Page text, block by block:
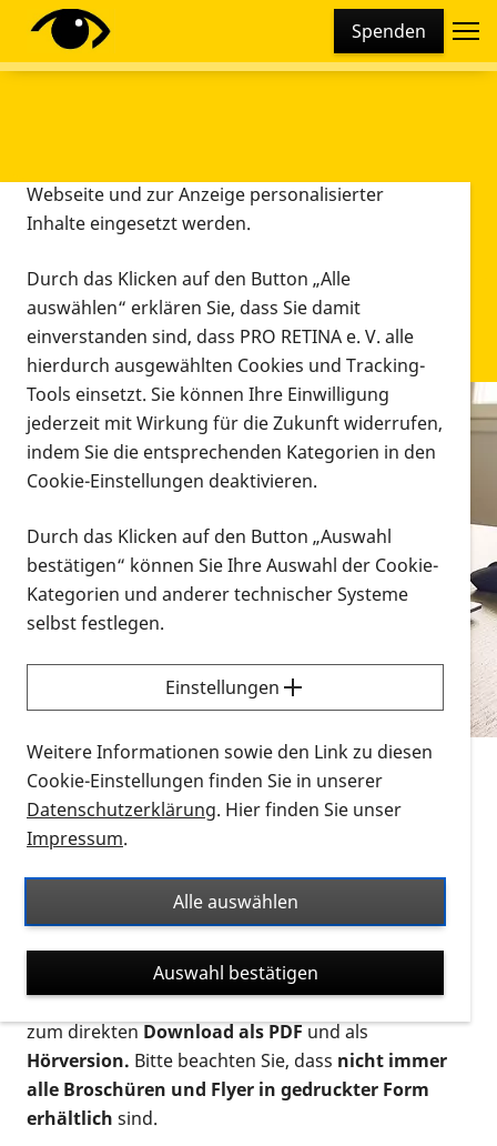
Spenden
Infomaterial
Infomaterial
Vorlesen
Alle Infomaterialien in verschiedenen
Formaten an einem Ort
Sie möchten wissen, wie Sie nach Infonmaterial
suchen und dieses bestellen bzw. herunterladen
können? Schauen Sie sich dieErklärvideos zum
Thema Infomaterial auf der PRO RETINA-Website
für blinde und sehbehinderte Menschen an.
Auf dieser Seite finden Sie sämtliches Infomaterial
Ort. Nutzen Sie den Formatfilter, um ausschließlich
nach Flyern und Broschüren, Audios oder Videos zu
suchen. Die meisten Flyer und Broschüren werden in
verschiedenen Formaten angeboten: zur
postalischen Bestellung als gedruckte Variante
zum direktenDownload als PDFund als
Hörversion. Bitte beachten Sie, dass nicht immer
alle Broschüren und Flyer in gedruckter Form
erhältlich sind.
Diese Webseite setzt verschiedene Cookies und
Tracking-Tools ein. Dies beinhaltet Cookies und
Webseite und zur Anzeige personalisierter
Inhalte eingesetzt werden.
Durch das Klicken auf den Button „Alle
auswählen“ erklären Sie, dass Sie damit
einverstanden sind, dass PRO RETINA e. V. alle
hierdurch ausgewählten Cookies und Tracking-
Tools einsetzt. Sie können Ihre Einwilligung
jederzeit mit Wirkung für die Zukunft widerrufen,
indem Sie die entsprechenden Kategorien in den
Cookie-Einstellungen deaktivieren.
Durch das Klicken auf den Button „Auswahl
bestätigen“ können Sie Ihre Auswahl der Cookie-
Kategorien und anderer technischer Systeme
selbst festlegen.
Einstellungen
Weitere Informationen sowie den Link zu diesen
Cookie-Einstellungen finden Sie in unserer
Datenschutzerklärung. Hier finden Sie unser
Impressum.
Alle auswählen
Auswahl bestätigen